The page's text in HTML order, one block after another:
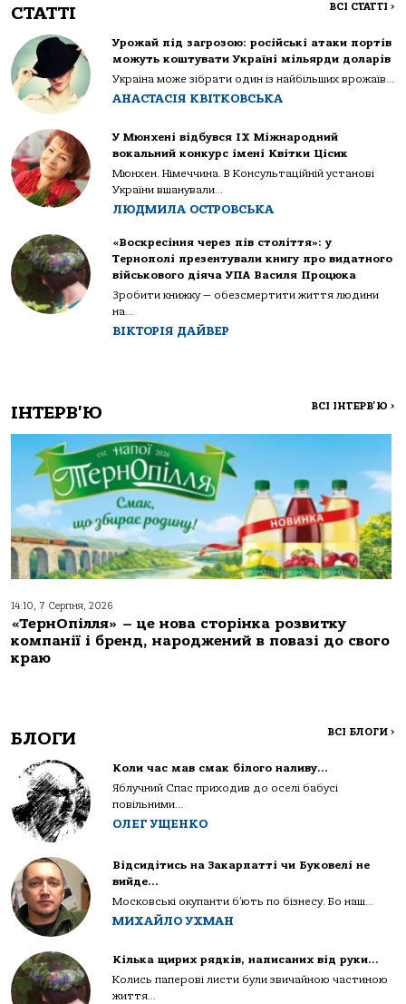
СТАТТІ ВСІ СТАТТІ >
Урожай під загрозою: російські атаки портів
можуть коштувати Україні мільярди доларів
Україна може зібрати один із найбільших врожаїв...
АНАСТАСІЯ КВІТКОВСЬКА
У Мюнхені відбувся IX Міжнародний
вокальний конкурс імені Квітки Цісик
Мюнхен. Німеччина. В Консультаційній установі
України вшанували...
ЛЮДМИЛА ОСТРОВСЬКА
«Воскресіння через пів століття»: у
Тернополі презентували книгу про видатного
військового діяча УПА Василя Процюка
Зробити книжку — обезсмертити життя людини
на...
ВІКТОРІЯ ДАЙВЕР
ІНТЕРВ'Ю ВСІ ІНТЕРВ'Ю >
14:10, 7 Серпня, 2026
«ТернОпілля» – це нова сторінка розвитку
компанії і бренд, народжений в повазі до свого
краю
БЛОГИ ВСІ БЛОГИ >
Коли час мав смак білого наливу…
Яблучний Спас приходив до оселі бабусі
повільними...
ОЛЕГ УЩЕНКО
Відсидітись на Закарпатті чи Буковелі не
вийде…
Московські окупанти б’ють по бізнесу. Бо наш...
МИХАЙЛО УХМАН
Кілька щирих рядків, написаних від руки…
Колись паперові листи були звичайною частиною
життя...